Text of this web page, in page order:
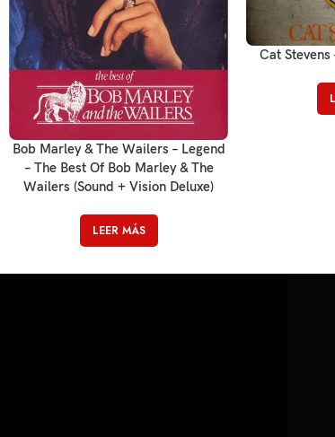
Bob Marley & The Wailers – Legend
– The Best Of Bob Marley & The
Wailers (Sound + Vision Deluxe)
LEER MÁS
Cat